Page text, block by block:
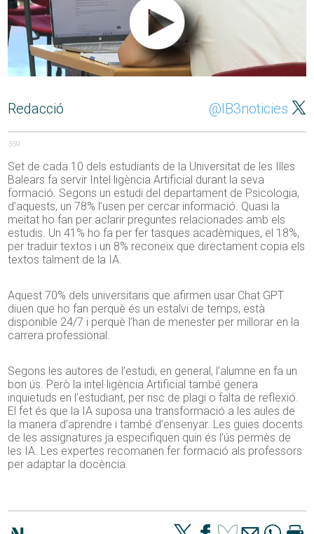
Redacció @IB3noticies
359
Set de cada 10 dels estudiants de la Universitat de les Illes
Balears fa servir Intel·ligència Artificial durant la seva
formació. Segons un estudi del departament de Psicologia,
d’aquests, un 78% l’usen per cercar informació. Quasi la
meitat ho fan per aclarir preguntes relacionades amb els
estudis. Un 41% ho fa per fer tasques acadèmiques, el 18%,
per traduir textos i un 8% reconeix que directament copia els
textos talment de la IA.
Aquest 70% dels universitaris que afirmen usar Chat GPT
diuen que ho fan perquè és un estalvi de temps, està
disponible 24/7 i perquè l’han de menester per millorar en la
carrera professional.
Segons les autores de l’estudi, en general, l’alumne en fa un
bon ús. Però la intel·ligència Artificial també genera
inquietuds en l’estudiant, per risc de plagi o falta de reflexió.
El fet és que la IA suposa una transformació a les aules de
la manera d’aprendre i també d’ensenyar. Les guies docents
de les assignatures ja especifiquen quin és l’ús permès de
les IA. Les expertes recomanen fer formació als professors
per adaptar la docència.